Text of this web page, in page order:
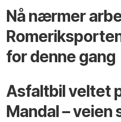
Nå nærmer
for denne gang
Asfaltbil veltet
Mandal – veien